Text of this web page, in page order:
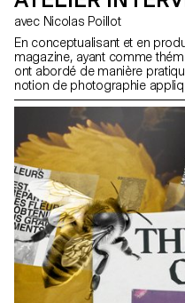
avec Nicolas Poillot
En conceptualisant et en
magazine, ayant comme
ont abordé de manière
notion de photographie
Directeur Artistique.